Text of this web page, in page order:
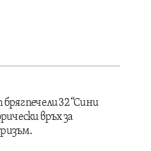
печели 32 “Сини
връх за